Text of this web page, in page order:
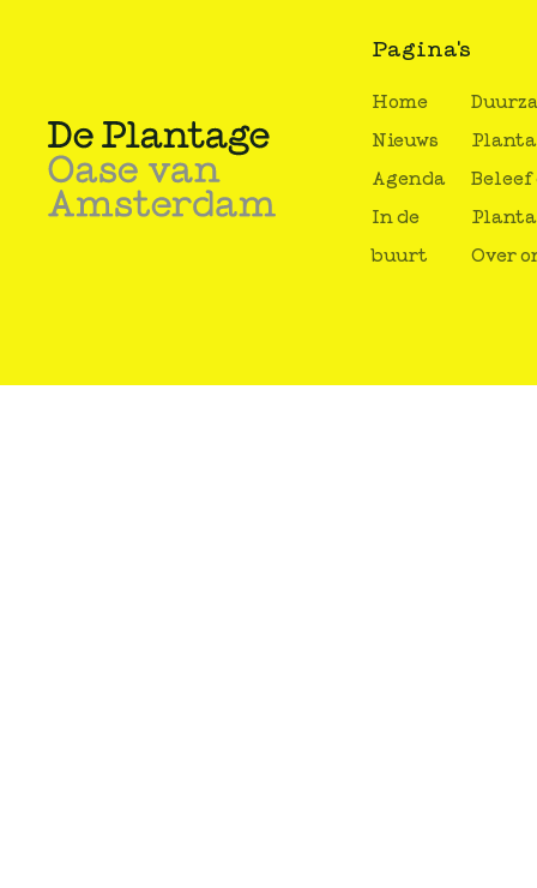
Pagina's
Home
Nieuws
Agenda
In de
buurt
Beleef
Over